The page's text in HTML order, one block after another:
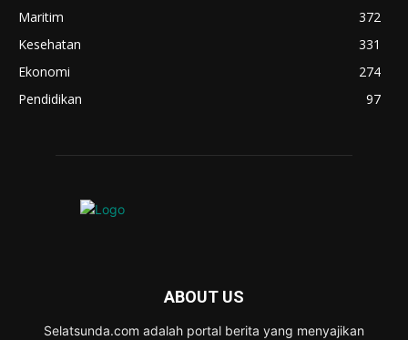
Maritim
372
Kesehatan
331
Ekonomi
274
Pendidikan
97
ABOUT US
Selatsunda.com adalah portal berita yang menyajikan